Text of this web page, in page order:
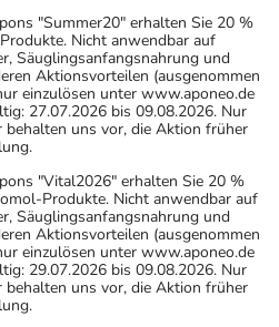
"Summer20" erhalten Sie 20 %
Nicht anwendbar auf
Säuglingsanfangsnahrung und
Aktionsvorteilen (ausgenommen
einzulösen unter www.aponeo.de
27.07.2026 bis 09.08.2026. Nur
uns vor, die Aktion früher
"Vital2026" erhalten Sie 20 %
Produkte. Nicht anwendbar auf
Säuglingsanfangsnahrung und
Aktionsvorteilen (ausgenommen
einzulösen unter www.aponeo.de
29.07.2026 bis 09.08.2026. Nur
uns vor, die Aktion früher